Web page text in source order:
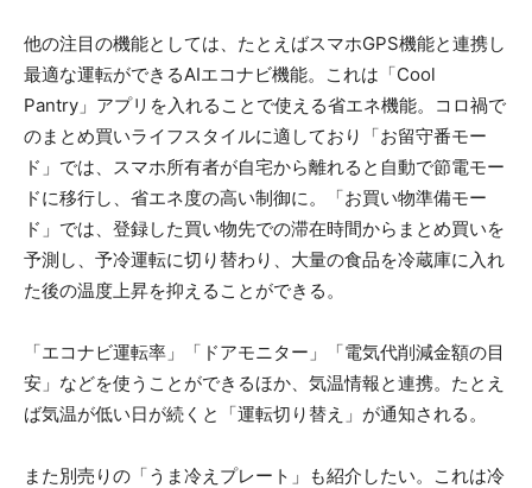
他の注目の機能としては、たとえばスマホGPS機能と連携し
最適な運転ができるAIエコナビ機能。これは「Cool
Pantry」アプリを入れることで使える省エネ機能。コロ禍で
のまとめ買いライフスタイルに適しており「お留守番モー
ド」では、スマホ所有者が自宅から離れると自動で節電モー
ドに移行し、省エネ度の高い制御に。「お買い物準備モー
ド」では、登録した買い物先での滞在時間からまとめ買いを
予測し、予冷運転に切り替わり、大量の食品を冷蔵庫に入れ
た後の温度上昇を抑えることができる。
「エコナビ運転率」「ドアモニター」「電気代削減金額の目
安」などを使うことができるほか、気温情報と連携。たとえ
ば気温が低い日が続くと「運転切り替え」が通知される。
また別売りの「うま冷えプレート」も紹介したい。これは冷